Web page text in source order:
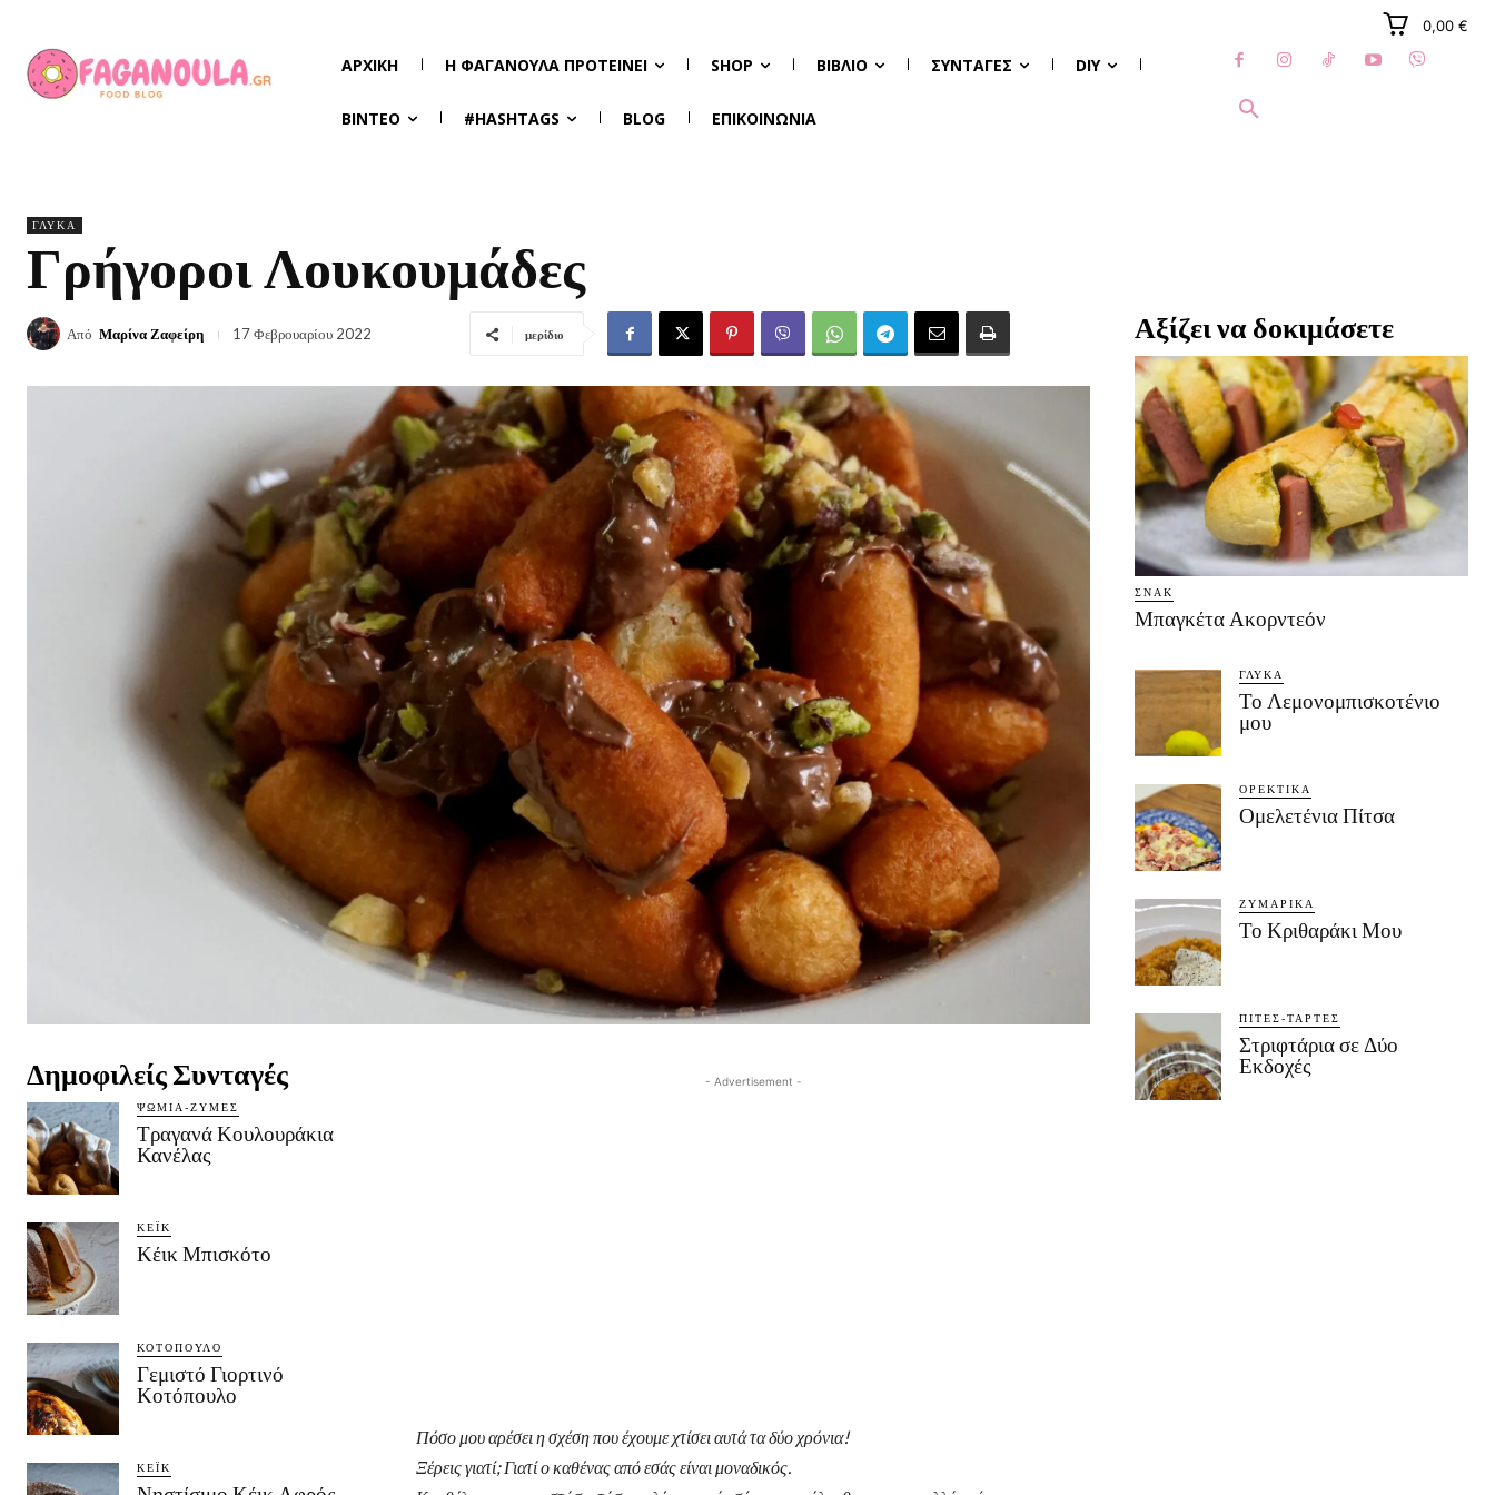
0,00 €
ΑΡΧΙΚΉ Η ΦΑΓΑΝΟΎΛΑ ΠΡΟΤΕΊΝΕΙ SHOP ΒΙΒΛΊΟ ΣΥΝΤΑΓΈΣ DIY
ΒΊΝΤΕΟ #HASHTAGS BLOG ΕΠΙΚΟΙΝΩΝΊΑ
ΓΛΥΚΆ
Γρήγοροι Λουκουμάδες
Από Μαρίνα Ζαφείρη 17 Φεβρουαρίου 2022 μερίδιο
Δημοφιλείς Συνταγές
ΨΩΜΙΆ-ΖΎΜΕΣ
Τραγανά Κουλουράκια
Κανέλας
ΚΈΙΚ
Κέικ Μπισκότο
ΚΟΤΌΠΟΥΛΟ
Γεμιστό Γιορτινό
Κοτόπουλο
ΚΈΙΚ
- Advertisement -
Πόσο μου αρέσει η σχέση που έχουμε χτίσει αυτά τα δύο χρόνια!
Ξέρεις γιατί; Γιατί ο καθένας από εσάς είναι μοναδικός.
Αξίζει να δοκιμάσετε
ΣΝΑΚ
Μπαγκέτα Ακορντεόν
ΓΛΥΚΆ
Το Λεμονομπισκοτένιο
μου
ΟΡΕΚΤΙΚΆ
Ομελετένια Πίτσα
ΖΥΜΑΡΙΚΆ
Το Κριθαράκι Μου
ΠΊΤΕΣ-ΤΆΡΤΕΣ
Στριφτάρια σε Δύο
Εκδοχές